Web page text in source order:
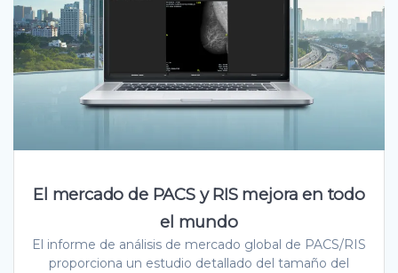
El mercado de PACS y RIS mejora en todo
el mundo
El informe de análisis de mercado global de PACS/RIS
proporciona un estudio detallado del tamaño del